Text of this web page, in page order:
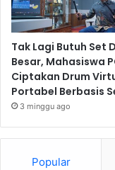
Tak Lagi Butuh Set
Besar, Mahasiswa
Ciptakan Drum
Portabel Berbasis
3 minggu ago
Popular